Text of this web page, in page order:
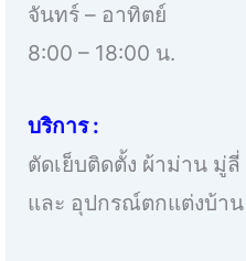
จันทร์ – อาทิตย์
8:00 – 18:00 น.
บริการ :
ตัดเย็บติดตั้ง ผ้าม่าน มู่
และ อุปกรณ์ตกแต่งบ้า